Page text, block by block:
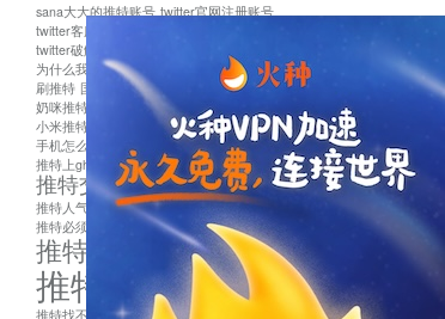
sana大大的推特账号 twitter官网注册账号
twitter客服
twitter破解版下载
为什么我推特无法保存设置
作者sana推特是什么
刷推特 国内为什么不能用twitter 国内能用twitter吗
奶咪推特
如何找回推特密码
小米推特闪退是怎么回事 怎么看推特上的视频
手机怎么注册推特账号
推特devil
推特上ghs的女博主
推特交友软件app下载
推特人气萌货小蔡头喵喵喵 推特实名制
推特必须用外网吗
推特怎么取消关联手机号
推特怎么看敏感内容苹果
推特找不到账号 推特注册必须要手机号